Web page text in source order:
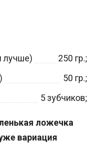
лучше) 250 гр.;
50 гр.;
5зубчиков;
ложечка
вариация